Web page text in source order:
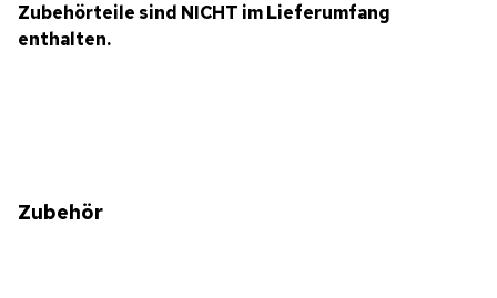
Zubehörteile sind NICHT im Lieferumfang
enthalten.
Zubehör